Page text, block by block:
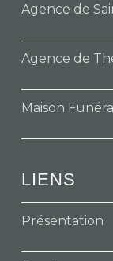
Agence de
Agence de
Maison
LIENS
Présentation